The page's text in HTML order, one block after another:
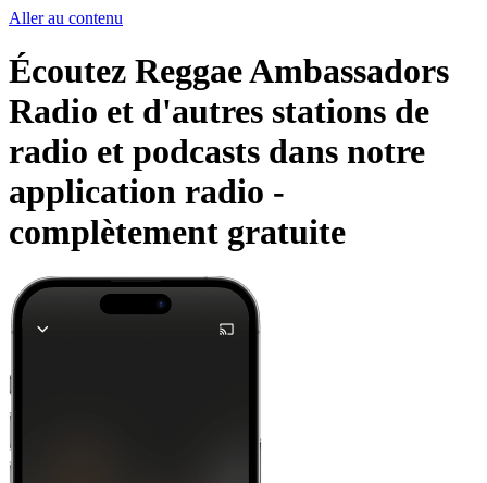
Aller au contenu
Écoutez Reggae Ambassadors
Radio et d'autres stations de
radio et podcasts dans notre
application radio -
complètement gratuite